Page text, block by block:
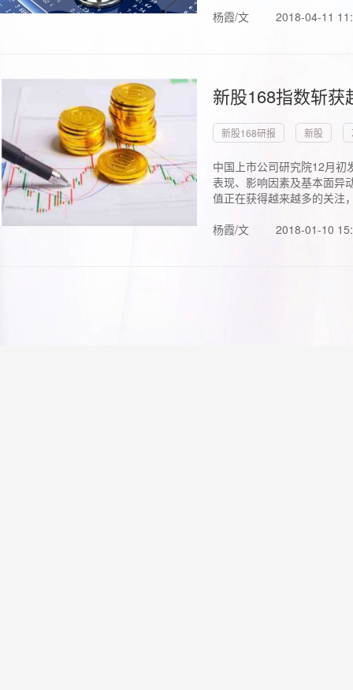
杨霞/文 2018-04-11
新股168指数斩
新股168研报 新股
中国上市公司研究院12月初
表现、影响因素及基本面异
值正在获得越来越多的关注
杨霞/文
2018-01-10